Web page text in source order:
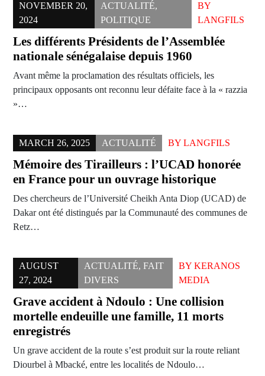
NOVEMBER 20,
2024
ACTUALITÉ,
POLITIQUE
BY
LANGFILS
Les différents Présidents de l’Assemblée
nationale sénégalaise depuis 1960
Avant même la proclamation des résultats officiels, les
principaux opposants ont reconnu leur défaite face à la « razzia
»…
MARCH 26, 2025 ACTUALITÉ BY LANGFILS
Mémoire des Tirailleurs : l’UCAD honorée
en France pour un ouvrage historique
Des chercheurs de l’Université Cheikh Anta Diop (UCAD) de
Dakar ont été distingués par la Communauté des communes de
Retz…
AUGUST
27, 2024
ACTUALITÉ, FAIT
DIVERS
BYKERANOS
MEDIA
Grave accident à Ndoulo : Une collision
mortelle endeuille une famille, 11 morts
enregistrés
Un grave accident de la route s’est produit sur la route reliant
Diourbel à Mbacké, entre les localités de Ndoulo…